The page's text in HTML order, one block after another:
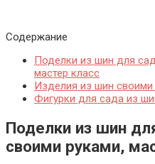
Содержание
Поделки из шин для
мастер класс
Изделия из шин своими
Фигурки для сада из
Поделки из шин
своими руками,